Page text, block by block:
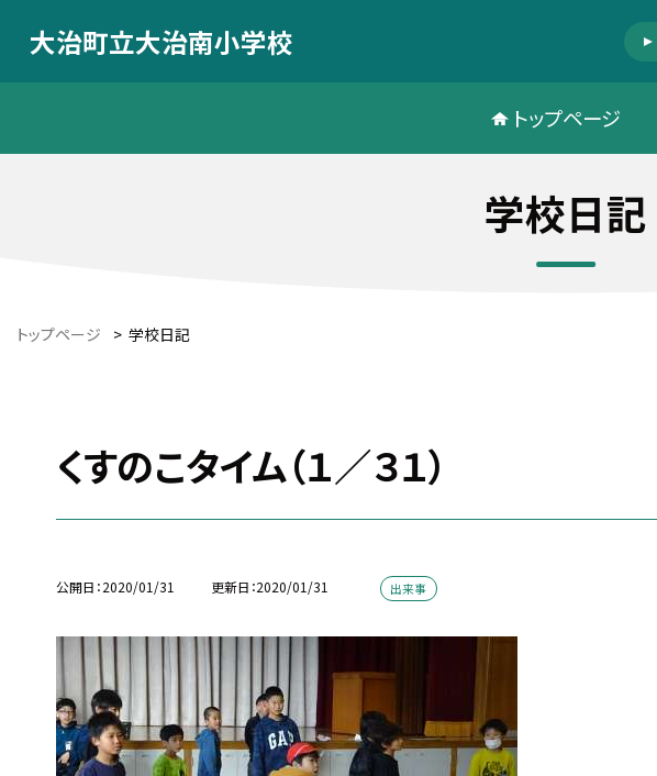
大治町立大治南小学校
トップページ
学校日記
トップページ > 学校日記
くすのこタイム（１／３１）
公開日 2020/01/31 更新日 2020/01/31 出来事